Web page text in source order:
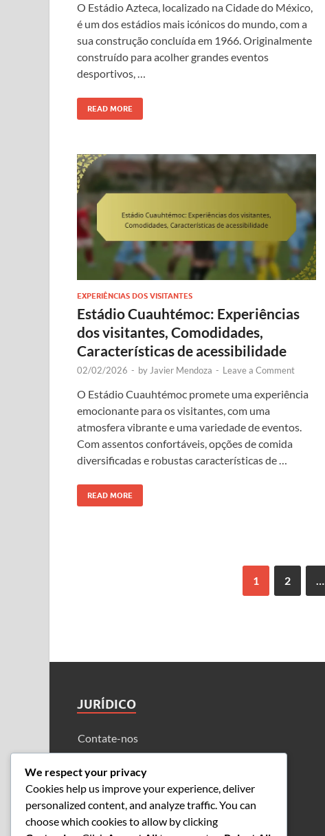
O Estádio Azteca, localizado na Cidade do México,
é um dos estádios mais icónicos do mundo, com a
sua construção concluída em 1966. Originalmente
construído para acolher grandes eventos
desportivos, …
READ MORE
EXPERIÊNCIAS DOS VISITANTES
Estádio Cuauhtémoc: Experiências
dos visitantes, Comodidades,
Características de acessibilidade
02/02/2026 - by Javier Mendoza - Leave a Comment
O Estádio Cuauhtémoc promete uma experiência
emocionante para os visitantes, com uma
atmosfera vibrante e uma variedade de eventos.
Com assentos confortáveis, opções de comida
diversificadas e robustas características de …
READ MORE
1 2 …
JURÍDICO
Contate-nos
Política de cookies
Sua privacidade
We respect your privacy
Cookies help us improve your experience, deliver
personalized content, and analyze traffic. You can
choose which cookies to allow by clicking